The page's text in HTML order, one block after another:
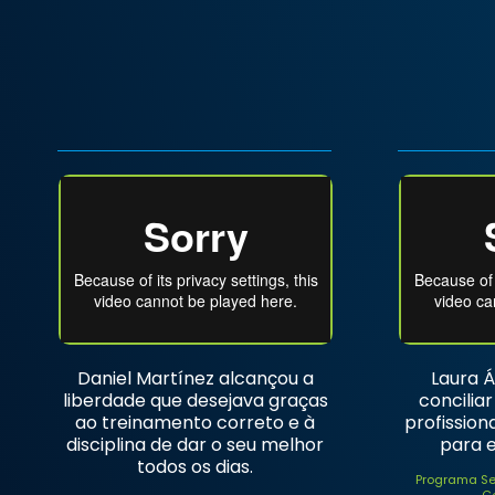
Daniel Martínez alcançou a
liberdade que desejava graças
ao treinamento correto e à
disciplina de dar o seu melhor
todos os dias.
Laura
para
Programa